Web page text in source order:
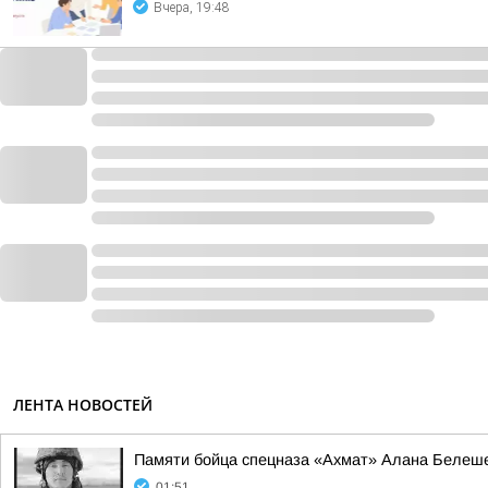
Вчера, 19:48
ЛЕНТА НОВОСТЕЙ
Памяти бойца спецназа «Ахмат» Алана